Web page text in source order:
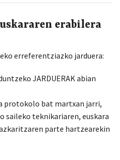
erabilera
erreferentziazko jarduera:
JARDUERAK abian
protokolo bat martxan jarri,
saileko teknikariaren, euskara
parte hartzearekin